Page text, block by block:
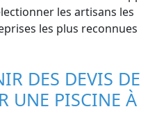
les artisans les
les plus reconnues
DES DEVIS DE
UNE PISCINE À